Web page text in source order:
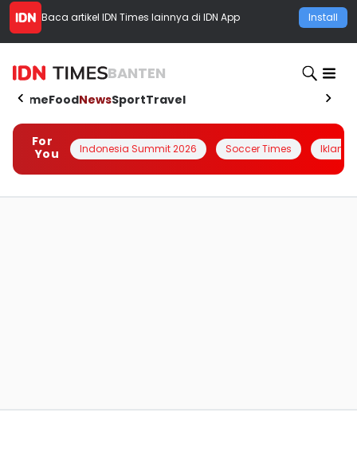
Baca artikel IDN Times lainnya di IDN App Install
BANTEN
HomeFoodNewsSportTravel
For
You
Indonesia Summit 2026 Soccer Times Iklanin